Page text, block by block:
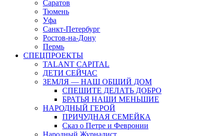
Саратов
Тюмень
Уфа
Санкт-Петербург
Ростов-на-Дону
Пермь
СПЕЦПРОЕКТЫ
TALANT CAPITAL
ДЕТИ СЕЙЧАС
ЗЕМЛЯ — НАШ ОБЩИЙ ДОМ
СПЕШИТЕ ДЕЛАТЬ ДОБРО
БРАТЬЯ НАШИ МЕНЬШИЕ
НАРОДНЫЙ ГЕРОЙ
ПРИЧУДНАЯ СЕМЕЙКА
Сказ о Петре и Февронии
Народный Журналист